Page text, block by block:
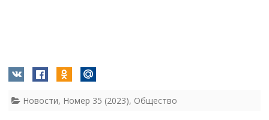
Новости, Номер 35 (2023), Общество